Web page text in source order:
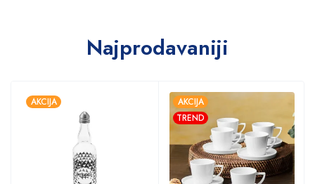
Najprodavaniji
AKCIJA
AKCIJA
TREND